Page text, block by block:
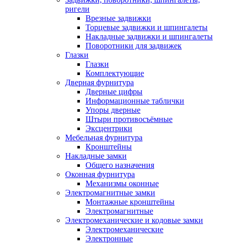
ригели
Врезные задвижки
Торцевые задвижки и шпингалеты
Накладные задвижки и шпингалеты
Поворотники для задвижек
Глазки
Глазки
Комплектующие
Дверная фурнитура
Дверные цифры
Информационные таблички
Упоры дверные
Штыри противосъёмные
Эксцентрики
Мебельная фурнитура
Кронштейны
Накладные замки
Общего назначения
Оконная фурнитура
Механизмы оконные
Электромагнитные замки
Монтажные кронштейны
Электромагнитные
Электромеханические и кодовые замки
Электромеханические
Электронные